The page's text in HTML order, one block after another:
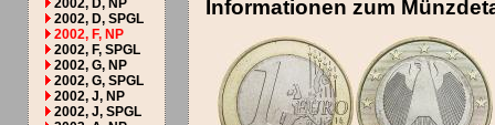
2002, D, NP
2002, D, SPGL
2002, F, NP
2002, F, SPGL
2002, G, NP
2002, G, SPGL
2002, J, NP
2002, J, SPGL
Informationen zum